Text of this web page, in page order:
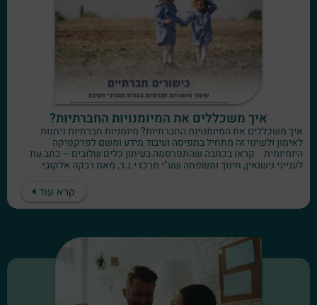
איך משכללים את המיומנויות החברתיות?
איך משכללים את המיומנויות החברתיות? מיומניות חברתיות ניתנות
לאימון ולשינוי זה מתחיל בתפיסה ועיבוד מידע ומשם לפרקטיקה
היומיומית. קראו בכתבה שהתפרסמה בעיתון כלים שלובים – כתב עת
לענייני נישואין, חינוך ומשפחה שע"י מרכז י.נ.ר, מאת רבקה אלקובי.
קרא עוד